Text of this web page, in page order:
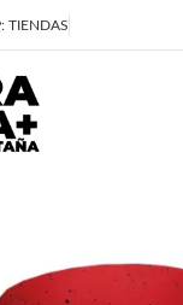
TIENDAS
vida